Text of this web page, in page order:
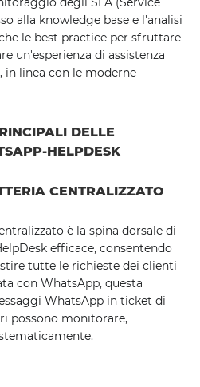
alla knowledge base e l'analisi
le best practice per sfruttare
un'esperienza di assistenza
linea con le moderne
DELLE
HELPDESK
CENTRALIZZATO
è la spina dorsale di
efficace, consentendo
tutte le richieste dei clienti
con WhatsApp, questa
WhatsApp in ticket di
possono monitorare,